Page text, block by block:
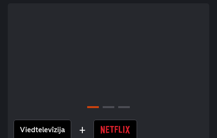
Viedtelevīzija +